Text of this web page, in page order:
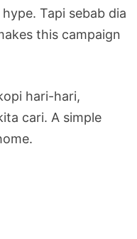
Tapi sebab dia
this campaign
hari-hari,
cari. A simple